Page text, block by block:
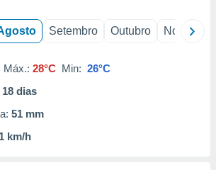
Setembro Outubro Novembro
Máx.: 28°C Min: 26°C
18 dias
51 mm
km/h